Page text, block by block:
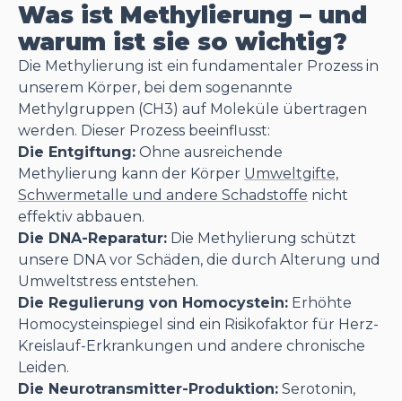
Was ist Methylierung – und
warum ist sie so wichtig?
Die Methylierung ist ein fundamentaler Prozess in
unserem Körper, bei dem sogenannte
Methylgruppen (CH3) auf Moleküle übertragen
werden. Dieser Prozess beeinflusst:
Die Entgiftung: Ohne ausreichende
Methylierung kann der Körper Umweltgifte,
Schwermetalle und andere Schadstoffe nicht
effektiv abbauen.
Die DNA-Reparatur: Die Methylierung schützt
unsere DNA vor Schäden, die durch Alterung und
Umweltstress entstehen.
Die Regulierung von Homocystein: Erhöhte
Homocysteinspiegel sind ein Risikofaktor für Herz-
Kreislauf-Erkrankungen und andere chronische
Leiden.
Die Neurotransmitter-Produktion: Serotonin,